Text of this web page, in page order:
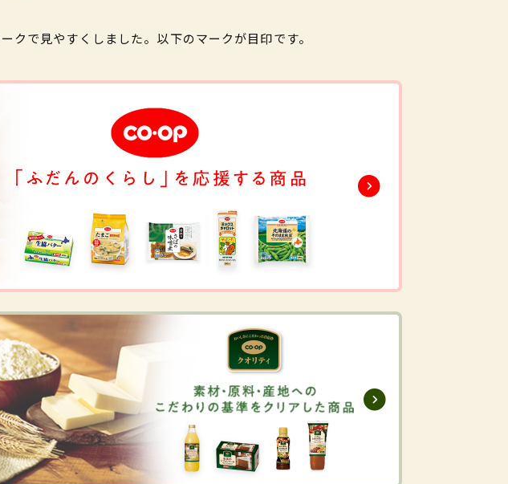
で見やすくしました。以下のマークが目印です。